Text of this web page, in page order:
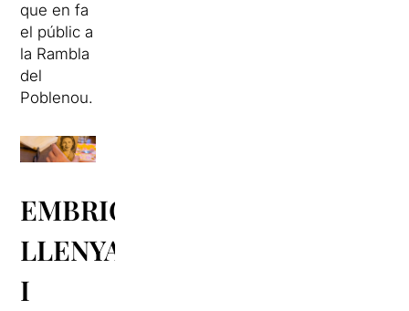
que en fa
el públic a
la Rambla
del
Poblenou.
EMBRIONS,
LLENYATAIRES
I